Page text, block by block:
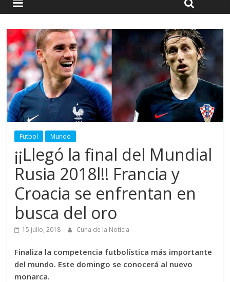
Futbol Mundo
¡¡Llegó la final del Mundial
Rusia 2018l!! Francia y
Croacia se enfrentan en
busca del oro
15 julio, 2018 Cuna de la Noticia
Finaliza la competencia futbolística más importante
del mundo. Este domingo se conocerá al nuevo
monarca.